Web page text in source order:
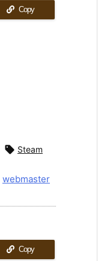
Copy
 Steam
webmaster
Copy